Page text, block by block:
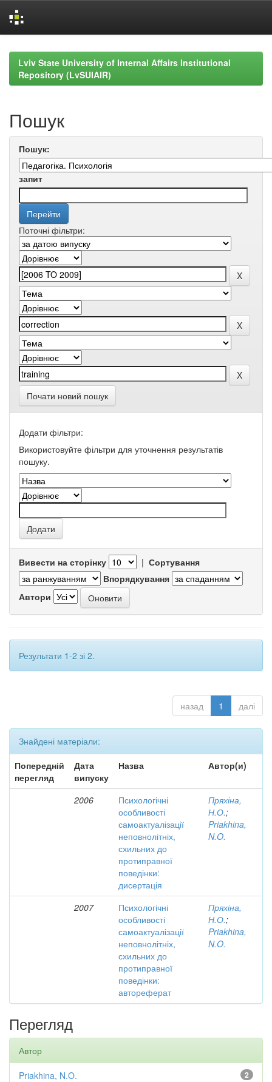
navigationLviv State University of Internal Affairs Institutional
Repository (LvSUIAIR)
Пошук
Пошук:
запит
Поточні фільтри:
Почати новий пошук
Додати фільтри:
Використовуйте фільтри для уточнення результатів
пошуку.
Вивести на сторінку | Сортування
Впорядкування
Автори
Результати 1-2 зі 2.
назад 1 далі
Знайдені матеріали:
Попередній
перегляд
Дата
випуску
Назва Автор(и)
2006
Психологічні
особливості
самоактуалізації
неповнолітніх,
схильних до
протиправної
поведінки:
дисертація
Пряхіна,
Н.О.;
Priakhina,
N.O.
2007
Психологічні
особливості
самоактуалізації
неповнолітніх,
схильних до
протиправної
поведінки:
автореферат
Пряхіна,
Н.О.;
Priakhina,
N.O.
Перегляд
Автор
2
Priakhina, N.O.